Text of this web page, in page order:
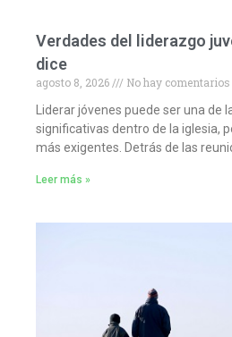
Verdades del liderazgo
dice
agosto 8, 2026
No hay comentarios
Liderar jóvenes puede ser una de
significativas dentro de la iglesia,
más exigentes. Detrás de las
Leer más »